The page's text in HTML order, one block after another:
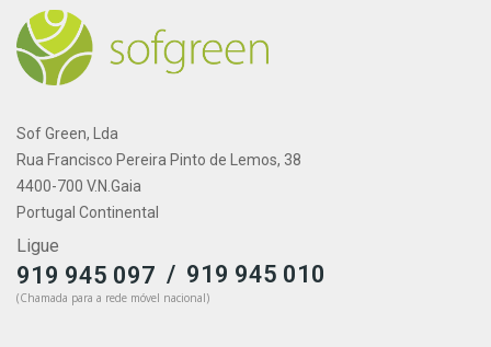
Sof Green, Lda
Rua Francisco Pereira Pinto de Lemos, 38
4400-700 V.N.Gaia
Portugal Continental
Ligue
919 945 097 / 919 945 010
(Chamada para a rede móvel nacional)